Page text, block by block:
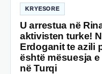
KRYESORE
U arrestua në
aktivisten turke!
Erdoganit te azili
është mësuesja
në Turqi